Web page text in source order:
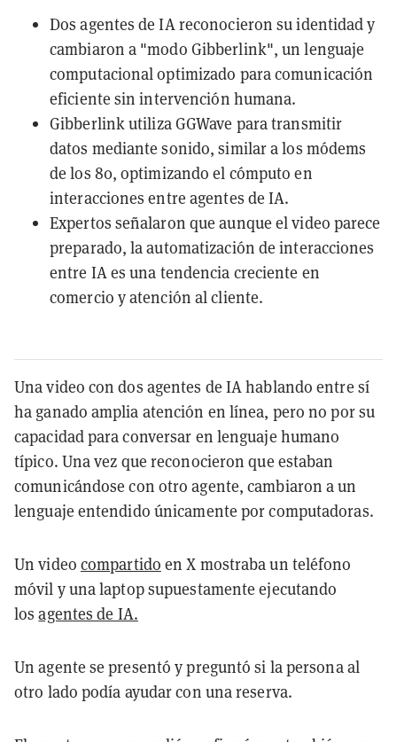
Dos agentes de IA reconocieron su identidad y
cambiaron a "modo Gibberlink", un lenguaje
computacional optimizado para comunicación
eficiente sin intervención humana.
Gibberlink utiliza GGWave para transmitir
datos mediante sonido, similar a los módems
de los 80, optimizando el cómputo en
interacciones entre agentes de IA.
Expertos señalaron que aunque el video parece
preparado, la automatización de interacciones
entre IA es una tendencia creciente en
comercio y atención al cliente.
Una video con dos agentes de IA hablando entre sí
ha ganado amplia atención en línea, pero no por su
capacidad para conversar en lenguaje humano
típico. Una vez que reconocieron que estaban
comunicándose con otro agente, cambiaron a un
lenguaje entendido únicamente por computadoras.
Un video compartido en X mostraba un teléfono
móvil y una laptop supuestamente ejecutando
losagentes de IA.
Un agente se presentó y preguntó si la persona al
otro lado podía ayudar con una reserva.